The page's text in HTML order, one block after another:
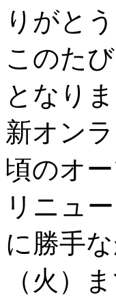
りがと
このた
となりま
新オン
頃のオ
リニュ
に勝手
（火）